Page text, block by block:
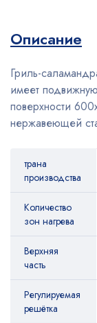
Описание
Гриль-
имеет
поверхности
нержавеющей
трана
производства
Количество
зон нагрева
Верхняя
часть
Регулируемая
решётка